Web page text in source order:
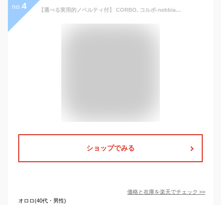
no. 4 【選べる実用的ノベルティ付】 CORBO. コルボ-nebbia- ネッビア(霧)シリーズ名刺入れ カードケース 1LC-0204メンズ 男女兼用 本革 日本製 ギフト プレゼント ブランド 名刺交換 営業 卒業 入学 就職 栄転 祝い 就職祝い
ショップでみる
価格と在庫を楽天でチェック >>
オロロ(40代・男性)